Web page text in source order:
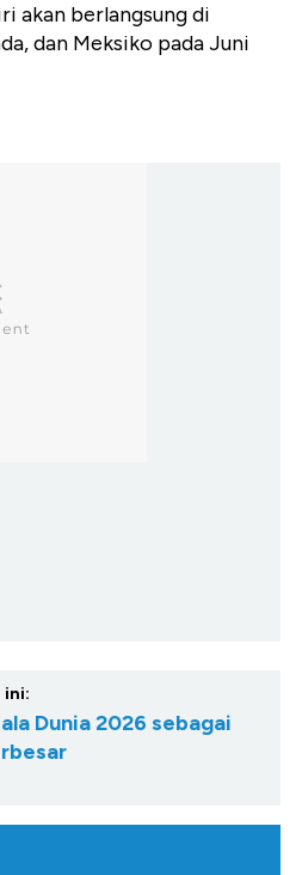
akan berlangsung di
dan Meksiko pada Juni
ini:
Dunia 2026 sebagai